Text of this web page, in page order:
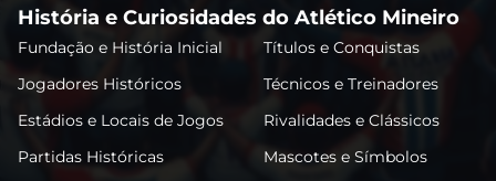
História e Curiosidades do Atlético Mineiro
Fundação e História Inicial
Títulos e Conquistas
Jogadores Históricos
Técnicos e Treinadores
Estádios e Locais de Jogos
Rivalidades e Clássicos
Partidas Históricas
Mascotes e Símbolos